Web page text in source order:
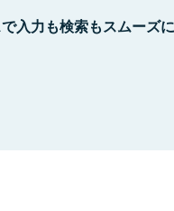
入力も検索もスムーズ